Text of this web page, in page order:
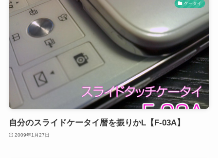
ケータイ
自分のスライドケータイ暦を振りかL【F-03A】
2009年1月27日